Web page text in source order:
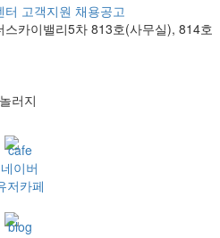
터 고객지원 채용공고
스카이밸리5차 813호(사무실), 814호
러지
네이버
저카페